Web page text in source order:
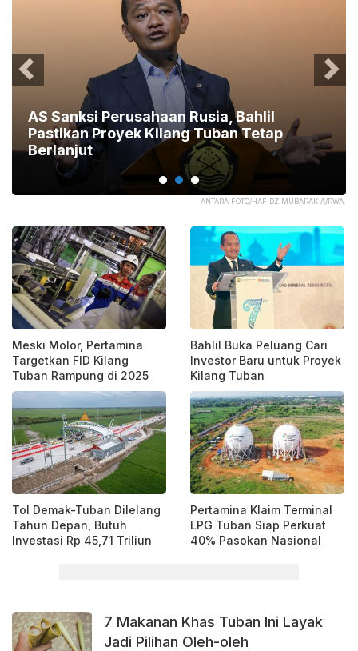
ANTARA FOTO/HAFIDZ MUBARAK A/RWA.
AS Sanksi Perusahaan Rusia, Bahlil
Pastikan Proyek Kilang Tuban Tetap
Berlanjut
Meski Molor, Pertamina
Targetkan FID Kilang
Tuban Rampung di 2025
Bahlil Buka Peluang Cari
Investor Baru untuk Proyek
Kilang Tuban
Tol Demak-Tuban Dilelang
Tahun Depan, Butuh
Investasi Rp 45,71 Triliun
Pertamina Klaim Terminal
LPG Tuban Siap Perkuat
40% Pasokan Nasional
7 Makanan Khas Tuban Ini Layak
Jadi Pilihan Oleh-oleh